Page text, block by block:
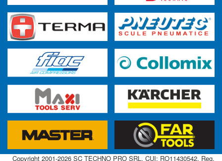
Copyright 2001-2026 SC TECHNO PRO SRL, CUI: RO11430542, Reg.